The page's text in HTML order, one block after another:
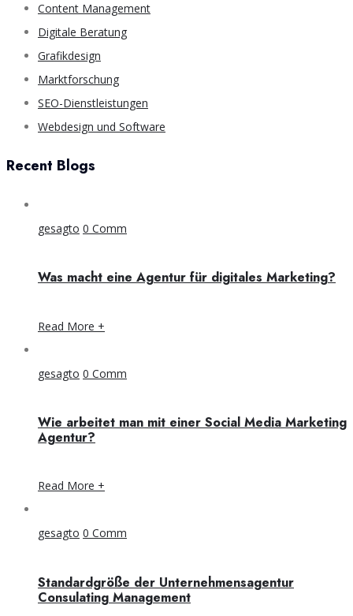
Content Management
Digitale Beratung
Grafikdesign
Marktforschung
SEO-Dienstleistungen
Webdesign und Software
Recent Blogs
gesagto 0 Comm
Was macht eine Agentur für digitales Marketing?
Read More +
gesagto 0 Comm
Wie arbeitet man mit einer Social Media Marketing
Agentur?
Read More +
gesagto 0 Comm
Standardgröße der Unternehmensagentur
Consulating Management